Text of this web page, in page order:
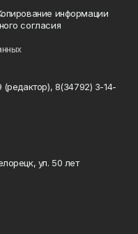
информации
согласия
8(34792) 3-14-
ул. 50 лет